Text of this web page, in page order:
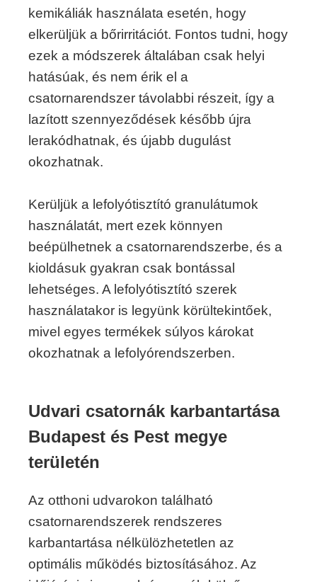
kemikáliák használata esetén, hogy
elkerüljük a bőrirritációt. Fontos tudni, hogy
ezek a módszerek általában csak helyi
hatásúak, és nem érik el a
csatornarendszer távolabbi részeit, így a
lazított szennyeződések később újra
lerakódhatnak, és újabb dugulást
okozhatnak.
Kerüljük a lefolyótisztító granulátumok
használatát, mert ezek könnyen
beépülhetnek a csatornarendszerbe, és a
kioldásuk gyakran csak bontással
lehetséges. A lefolyótisztító szerek
használatakor is legyünk körültekintőek,
mivel egyes termékek súlyos károkat
okozhatnak a lefolyórendszerben.
Udvari csatornák karbantartása
Budapest és Pest megye
területén
Az otthoni udvarokon található
csatornarendszerek rendszeres
karbantartása nélkülözhetetlen az
optimális működés biztosításához. Az